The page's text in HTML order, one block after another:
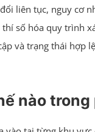
liên tục, nguy cơ
số hóa quy
và trạng thái
nào